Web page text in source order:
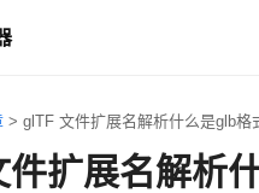
> glTF 文件扩展名解析什么是glb格
件扩展名解析